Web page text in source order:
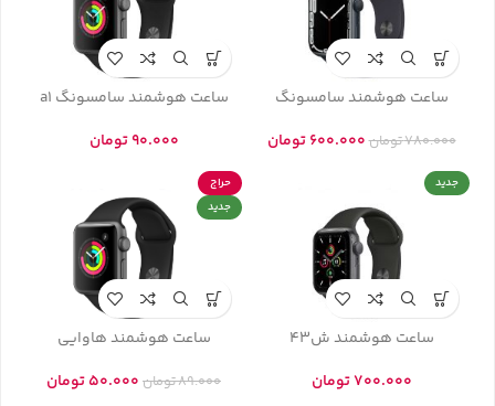
ساعت هوشمند سامسونگ
780.000تومان600.000 تومان
ساعت هوشمند سامسونگ a1
90.000 تومان
جدید
ساعت هوشمند ش43
700.000 تومان
حراج
جدید
ساعت هوشمند هاوایی
89.000تومان 50.000تومان